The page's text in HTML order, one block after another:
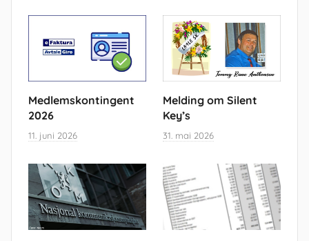
Medlemskontingent
2026
11. juni 2026
Melding om Silent
Key’s
31. mai 2026